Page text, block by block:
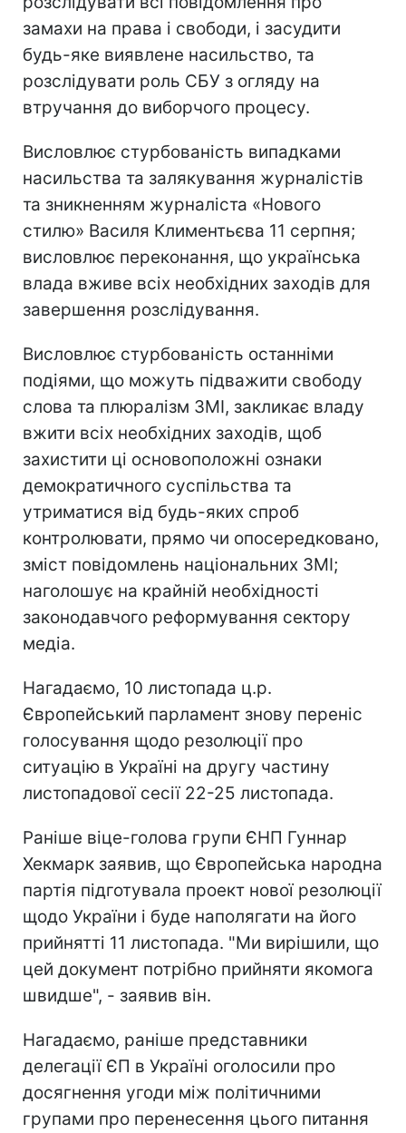
замахи на права і свободи, і засудити
будь-яке виявлене насильство, та
розслідувати роль СБУ з огляду на
втручання до виборчого процесу.
Висловлює стурбованість випадками
насильства та залякування журналістів
та зникненням журналіста «Нового
стилю» Василя Климентьєва 11 серпня;
висловлює переконання, що українська
влада вживе всіх необхідних заходів для
завершення розслідування.
Висловлює стурбованість останніми
подіями, що можуть підважити свободу
слова та плюралізм ЗМІ, закликає владу
вжити всіх необхідних заходів, щоб
захистити ці основоположні ознаки
демократичного суспільства та
утриматися від будь-яких спроб
контролювати, прямо чи опосередковано,
зміст повідомлень національних ЗМІ;
наголошує на крайній необхідності
законодавчого реформування сектору
медіа.
Нагадаємо, 10 листопада ц.р.
Європейський парламент знову переніс
голосування щодо резолюції про
ситуацію в Україні на другу частину
листопадової сесії 22-25 листопада.
Раніше віце-голова групи ЄНП Гуннар
Хекмарк заявив, що Європейська народна
партія підготувала проект нової резолюції
щодо України і буде наполягати на його
прийнятті 11 листопада. "Ми вирішили, що
цей документ потрібно прийняти якомога
швидше", - заявив він.
Нагадаємо, раніше представники
делегації ЄП в Україні оголосили про
досягнення угоди між політичними
групами про перенесення цього питання